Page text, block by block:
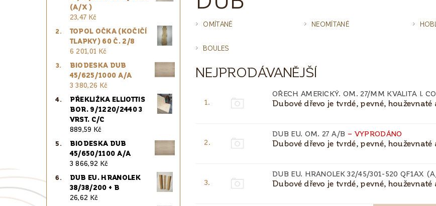
(A/X )
23,47 Kč
TOPOL OČKA (KOČIČÍ
TLAPKY) 60 Č. 2/8
6 201,01 Kč
BIODESKA DUB
45/625/1000 A/A
3 380,26 Kč
PŘEKLIŽKA ELLIOTTIS
BOR. 9/1220/2440 3
VRST. C/C
889,59 Kč
BIODESKA DUB
45/650/1100 A/A
3 866,92 Kč
DUB EU. HRANOLEK
38/38/200 + B
26,62 Kč
OMÍTANÉ NEOMÍTANÉ
BOULES
NEJPRODÁVANĚJŠÍ
1.
OŘECH AMERICKÝ. OM. 27/MM KVALITA I.
Dubové dřevo je tvrdé, pevné, houževnaté
2.
DUB EU. OM. 27 A/B – VYPRODÁNO
Dubové dřevo je tvrdé, pevné, houževnaté
3.
DUB EU. HRANOLEK 32/45/301-520 QF1AX
Dubové dřevo je tvrdé, pevné, houževnaté